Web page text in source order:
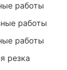
работы
работы
работы
резка